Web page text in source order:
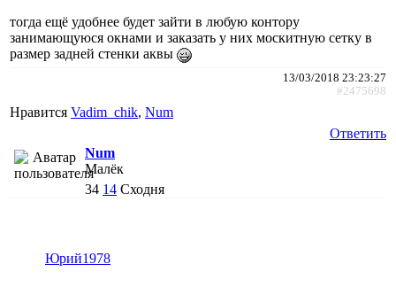
тогда ещё удобнее будет зайти в любую контору
занимающуюся окнами и заказать у них москитную сетку в
размер задней стенки аквы
13/03/2018 23:23:27
#2475698
Нравится Vadim_chik, Num
Ответить
Num
Малёк
34 14 Сходня
Юрий1978